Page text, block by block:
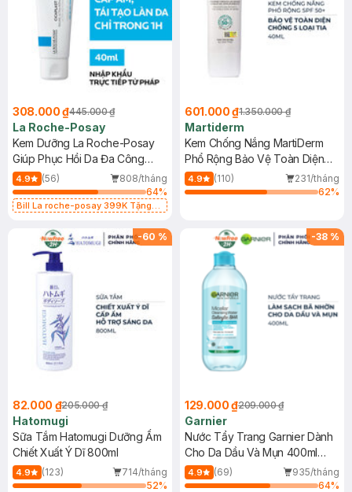
308.000 ₫445.000 ₫
La Roche-Posay
Kem Dưỡng La Roche-Posay
Giúp Phục Hồi Da Đa Công
Dụng 40ml
4.9 (56)
808/tháng
64%
Bill La roche-posay 399K Tặng
(SL có hạn)
601.000 ₫1.350.000 ₫
Martiderm
Kem Chống Nắng MartiDerm
Phổ Rộng Bảo Vệ Toàn Diện
40ml
4.9 (110)
231/tháng
62%
-60 %
82.000 ₫205.000 ₫
Hatomugi
Sữa Tắm Hatomugi Dưỡng Ẩm
Chiết Xuất Ý Dĩ 800ml
4.9 (123)
714/tháng
52%
-38 %
129.000 ₫209.000 ₫
Garnier
Nước Tẩy Trang Garnier Dành
Cho Da Dầu Và Mụn 400ml
(Mới)
4.9 (69)
935/tháng
64%